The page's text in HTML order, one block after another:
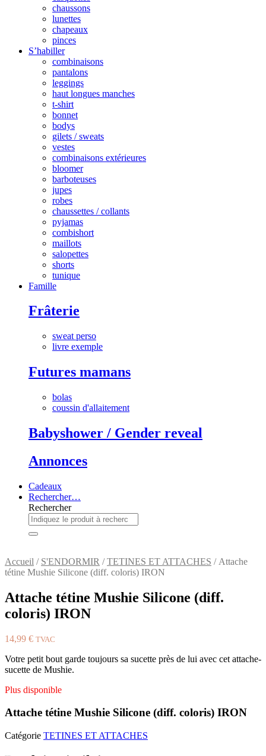
chaussons
lunettes
chapeaux
pinces
S’habiller
combinaisons
pantalons
leggings
haut longues manches
t-shirt
bonnet
bodys
gilets / sweats
vestes
combinaisons extérieures
bloomer
barboteuses
jupes
robes
chaussettes / collants
pyjamas
combishort
maillots
salopettes
shorts
tunique
Famille
Frâterie
sweat perso
livre exemple
Futures mamans
bolas
coussin d'allaitement
Babyshower / Gender reveal
Annonces
Cadeaux
Rechercher…
Rechercher
Accueil / S'ENDORMIR /TETINES ET ATTACHES / Attache
tétine Mushie Silicone (diff. coloris) IRON
Attache tétine Mushie Silicone (diff.
coloris) IRON
14,99 € TVAC
Votre petit bout garde toujours sa sucette près de lui avec cet attache-
sucette de Mushie.
Plus disponible
Attache tétine Mushie Silicone (diff. coloris) IRON
Catégorie TETINES ET ATTACHES